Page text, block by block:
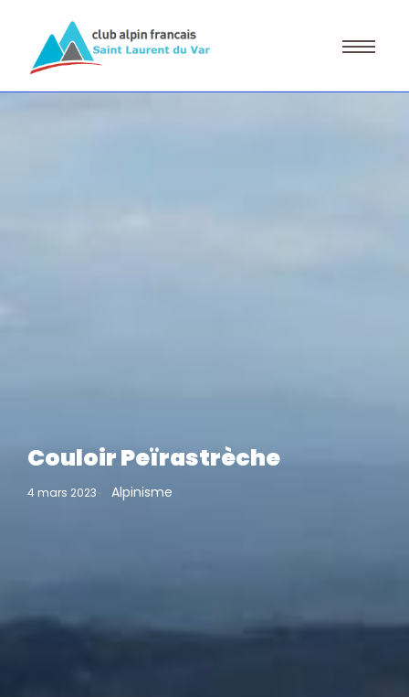
Couloir Peïrastrèche
4 mars 2023- Alpinisme